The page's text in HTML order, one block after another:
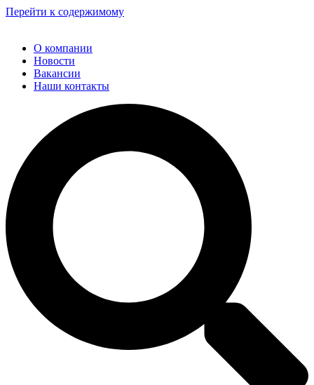
Перейти к содержимому
О компании
Новости
Вакансии
Наши контакты